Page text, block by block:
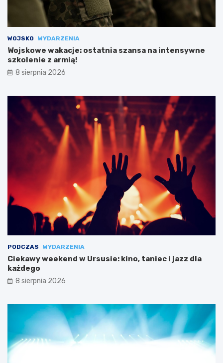
WOJSKO WYDARZENIA
Wojskowe wakacje: ostatnia szansa na intensywne
szkolenie z armią!
8 sierpnia 2026
PODCZAS WYDARZENIA
Ciekawy weekend w Ursusie: kino, taniec i jazz dla
każdego
8 sierpnia 2026